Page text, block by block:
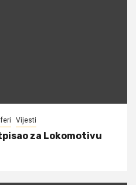
Vijesti
za Lokomotivu